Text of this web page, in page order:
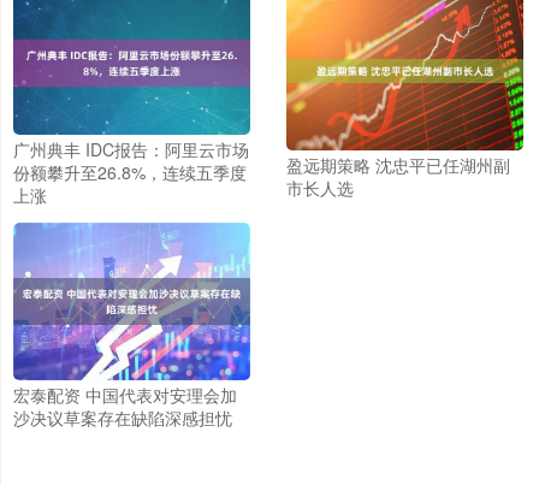
广州典丰 IDC报告：阿里云市场
份额攀升至26.8%，连续五季度
上涨
盈远期策略 沈忠平已任湖州副
市长人选
宏泰配资 中国代表对安理会加
沙决议草案存在缺陷深感担忧